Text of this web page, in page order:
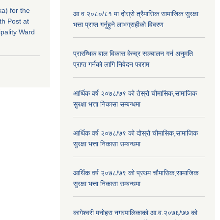
for the
Post at
Ward
आ.व.२०८०/८१ मा दोस्रो त्रैमासिक सामाजिक सुरक्षा
भत्ता प्राप्त गर्नुहुने लाभग्राहीको विवरण
प्रारम्भिक बाल विकास केन्द्र सञ्चालन गर्न अनुमति
प्राप्त गर्नको लागि निवेदन फाराम
आर्थिक वर्ष २०७८/७९ को तेस्रो चौमासिक,सामाजिक
सुरक्षा भत्ता निकासा सम्बन्धमा
आर्थिक वर्ष २०७८/७९ को दोस्रो चौमासिक,सामाजिक
सुरक्षा भत्ता निकासा सम्बन्धमा
आर्थिक वर्ष २०७८/७९ को प्रथम चौमासिक,सामाजिक
सुरक्षा भत्ता निकासा सम्बन्धमा
कागेश्वरी मनोहरा नगरपालिकाको आ.व.२०७६/७७ को